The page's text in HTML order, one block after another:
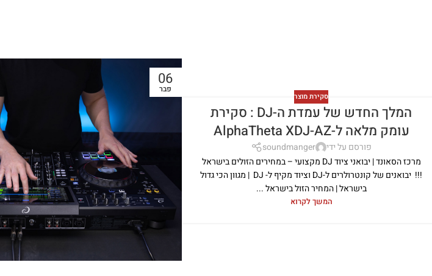
06
פבר
סקירת מוצר
המלך החדש של עמדת ה-DJ : סקירת
עומק מלאה ל-AlphaTheta XDJ-AZ
פורסם על ידי
soundmanger
מרכז הסאונד | יבואני ציוד DJ מקצועי – במחירים הזולים בישראל
!!! יבואנים של קונטרולרים ל-DJ וציוד מקיף ל- DJ | מגוון הכי גדול
בישראל | המחיר הזול בישראל ...
המשך לקרוא